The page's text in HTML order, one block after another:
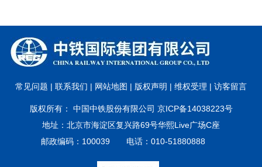
常见问题 | 联系我们 | 网站地图 | 版权声明 | 维权受理 | 访客留言
版权所有： 中国中铁股份有限公司 京ICP备14038223号
地址：北京市海淀区复兴路69号华熙Live广场C座
邮政编码：100039 电话：010-51880888